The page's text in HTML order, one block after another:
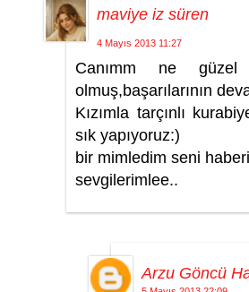
maviye iz süren
4 Mayıs 2013 11:27
Canımm ne
olmuş,başarılarının
Kızımla tarçınlı
sık yapıyoruz:)
bir mimledim seni
sevgilerimlee..
Arzu Göncü